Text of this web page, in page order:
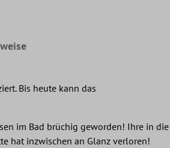
Bis heute kann das
im Bad brüchig geworden! Ihre in die
hat inzwischen an Glanz verloren!